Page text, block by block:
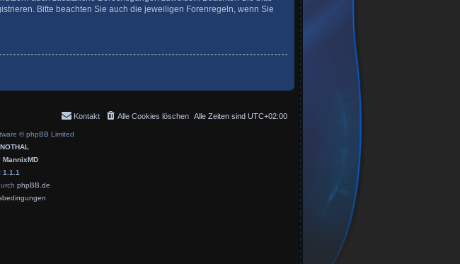
Bitte beachten Sie auch die jeweiligen Forenregeln, wenn Sie
Alle Zeiten sind UTC+02:00
Alle Cookies löschen
Kontakt
© phpBB Limited
NOTHAL
MannixMD
phpBB.de